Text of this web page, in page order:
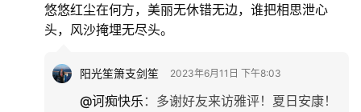
悠悠红尘在何方，美丽无休错无边，谁把相思泄心
头，风沙掩埋无尽头。
阳光笙箫支剑笙 2023年6月11日 下午8:03
@诃痴快乐 ： 多谢好友来访雅评！夏日安康！